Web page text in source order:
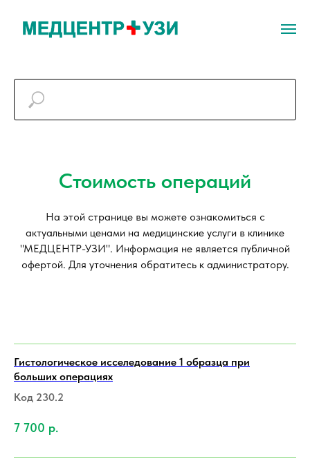
Стоимость операций
На этой странице вы можете ознакомиться с
актуальными ценами на медицинские услуги в клинике
"МЕДЦЕНТР-УЗИ". Информация не является публичной
офертой. Для уточнения обратитесь к администратору.
Гистологическое исселедование 1 образца при
больших операциях
Код 230.2
7 700 р.